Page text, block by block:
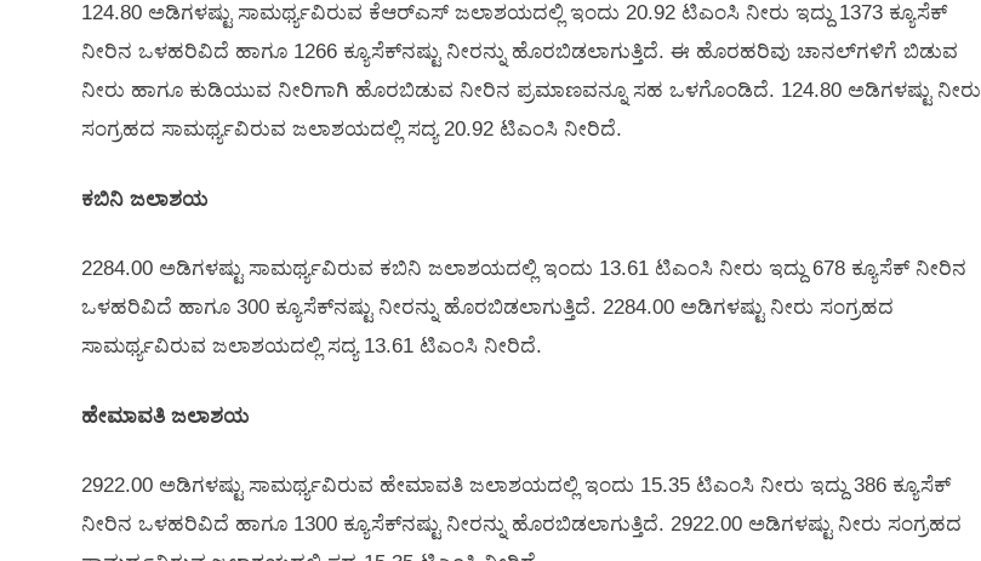
124.80 ಅಡಿಗಳಷ್ಟು ಸಾಮರ್ಥ್ಯವಿರುವ ಕೆಆರ್‌ಎಸ್‌ ಜಲಾಶಯದಲ್ಲಿ ಇಂದು 20.92 ಟಿಎಂಸಿ ನೀರು ಇದ್ದು 1373 ಕ್ಯೂಸೆಕ್‌
ನೀರಿನ ಒಳಹರಿವಿದೆ ಹಾಗೂ 1266 ಕ್ಯೂಸೆಕ್‌ನಷ್ಟು ನೀರನ್ನು ಹೊರಬಿಡಲಾಗುತ್ತಿದೆ. ಈ ಹೊರಹರಿವು ಚಾನಲ್‌ಗಳಿಗೆ ಬಿಡುವ
ನೀರು ಹಾಗೂ ಕುಡಿಯುವ ನೀರಿಗಾಗಿ ಹೊರಬಿಡುವ ನೀರಿನ ಪ್ರಮಾಣವನ್ನೂ ಸಹ ಒಳಗೊಂಡಿದೆ. 124.80 ಅಡಿಗಳಷ್ಟು ನೀರು
ಸಂಗ್ರಹದ ಸಾಮರ್ಥ್ಯವಿರುವ ಜಲಾಶಯದಲ್ಲಿ ಸದ್ಯ 20.92 ಟಿಎಂಸಿ ನೀರಿದೆ.
ಕಬಿನಿ ಜಲಾಶಯ
2284.00 ಅಡಿಗಳಷ್ಟು ಸಾಮರ್ಥ್ಯವಿರುವ ಕಬಿನಿ ಜಲಾಶಯದಲ್ಲಿ ಇಂದು 13.61 ಟಿಎಂಸಿ ನೀರು ಇದ್ದು 678 ಕ್ಯೂಸೆಕ್‌ ನೀರಿನ
ಒಳಹರಿವಿದೆ ಹಾಗೂ 300 ಕ್ಯೂಸೆಕ್‌ನಷ್ಟು ನೀರನ್ನು ಹೊರಬಿಡಲಾಗುತ್ತಿದೆ. 2284.00 ಅಡಿಗಳಷ್ಟು ನೀರು ಸಂಗ್ರಹದ
ಸಾಮರ್ಥ್ಯವಿರುವ ಜಲಾಶಯದಲ್ಲಿ ಸದ್ಯ 13.61 ಟಿಎಂಸಿ ನೀರಿದೆ.
ಹೇಮಾವತಿ ಜಲಾಶಯ
2922.00 ಅಡಿಗಳಷ್ಟು ಸಾಮರ್ಥ್ಯವಿರುವ ಹೇಮಾವತಿ ಜಲಾಶಯದಲ್ಲಿ ಇಂದು 15.35 ಟಿಎಂಸಿ ನೀರು ಇದ್ದು 386 ಕ್ಯೂಸೆಕ್‌
ನೀರಿನ ಒಳಹರಿವಿದೆ ಹಾಗೂ 1300 ಕ್ಯೂಸೆಕ್‌ನಷ್ಟು ನೀರನ್ನು ಹೊರಬಿಡಲಾಗುತ್ತಿದೆ. 2922.00 ಅಡಿಗಳಷ್ಟು ನೀರು ಸಂಗ್ರಹದ